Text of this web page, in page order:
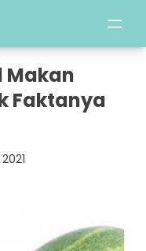
Makan
Faktanya